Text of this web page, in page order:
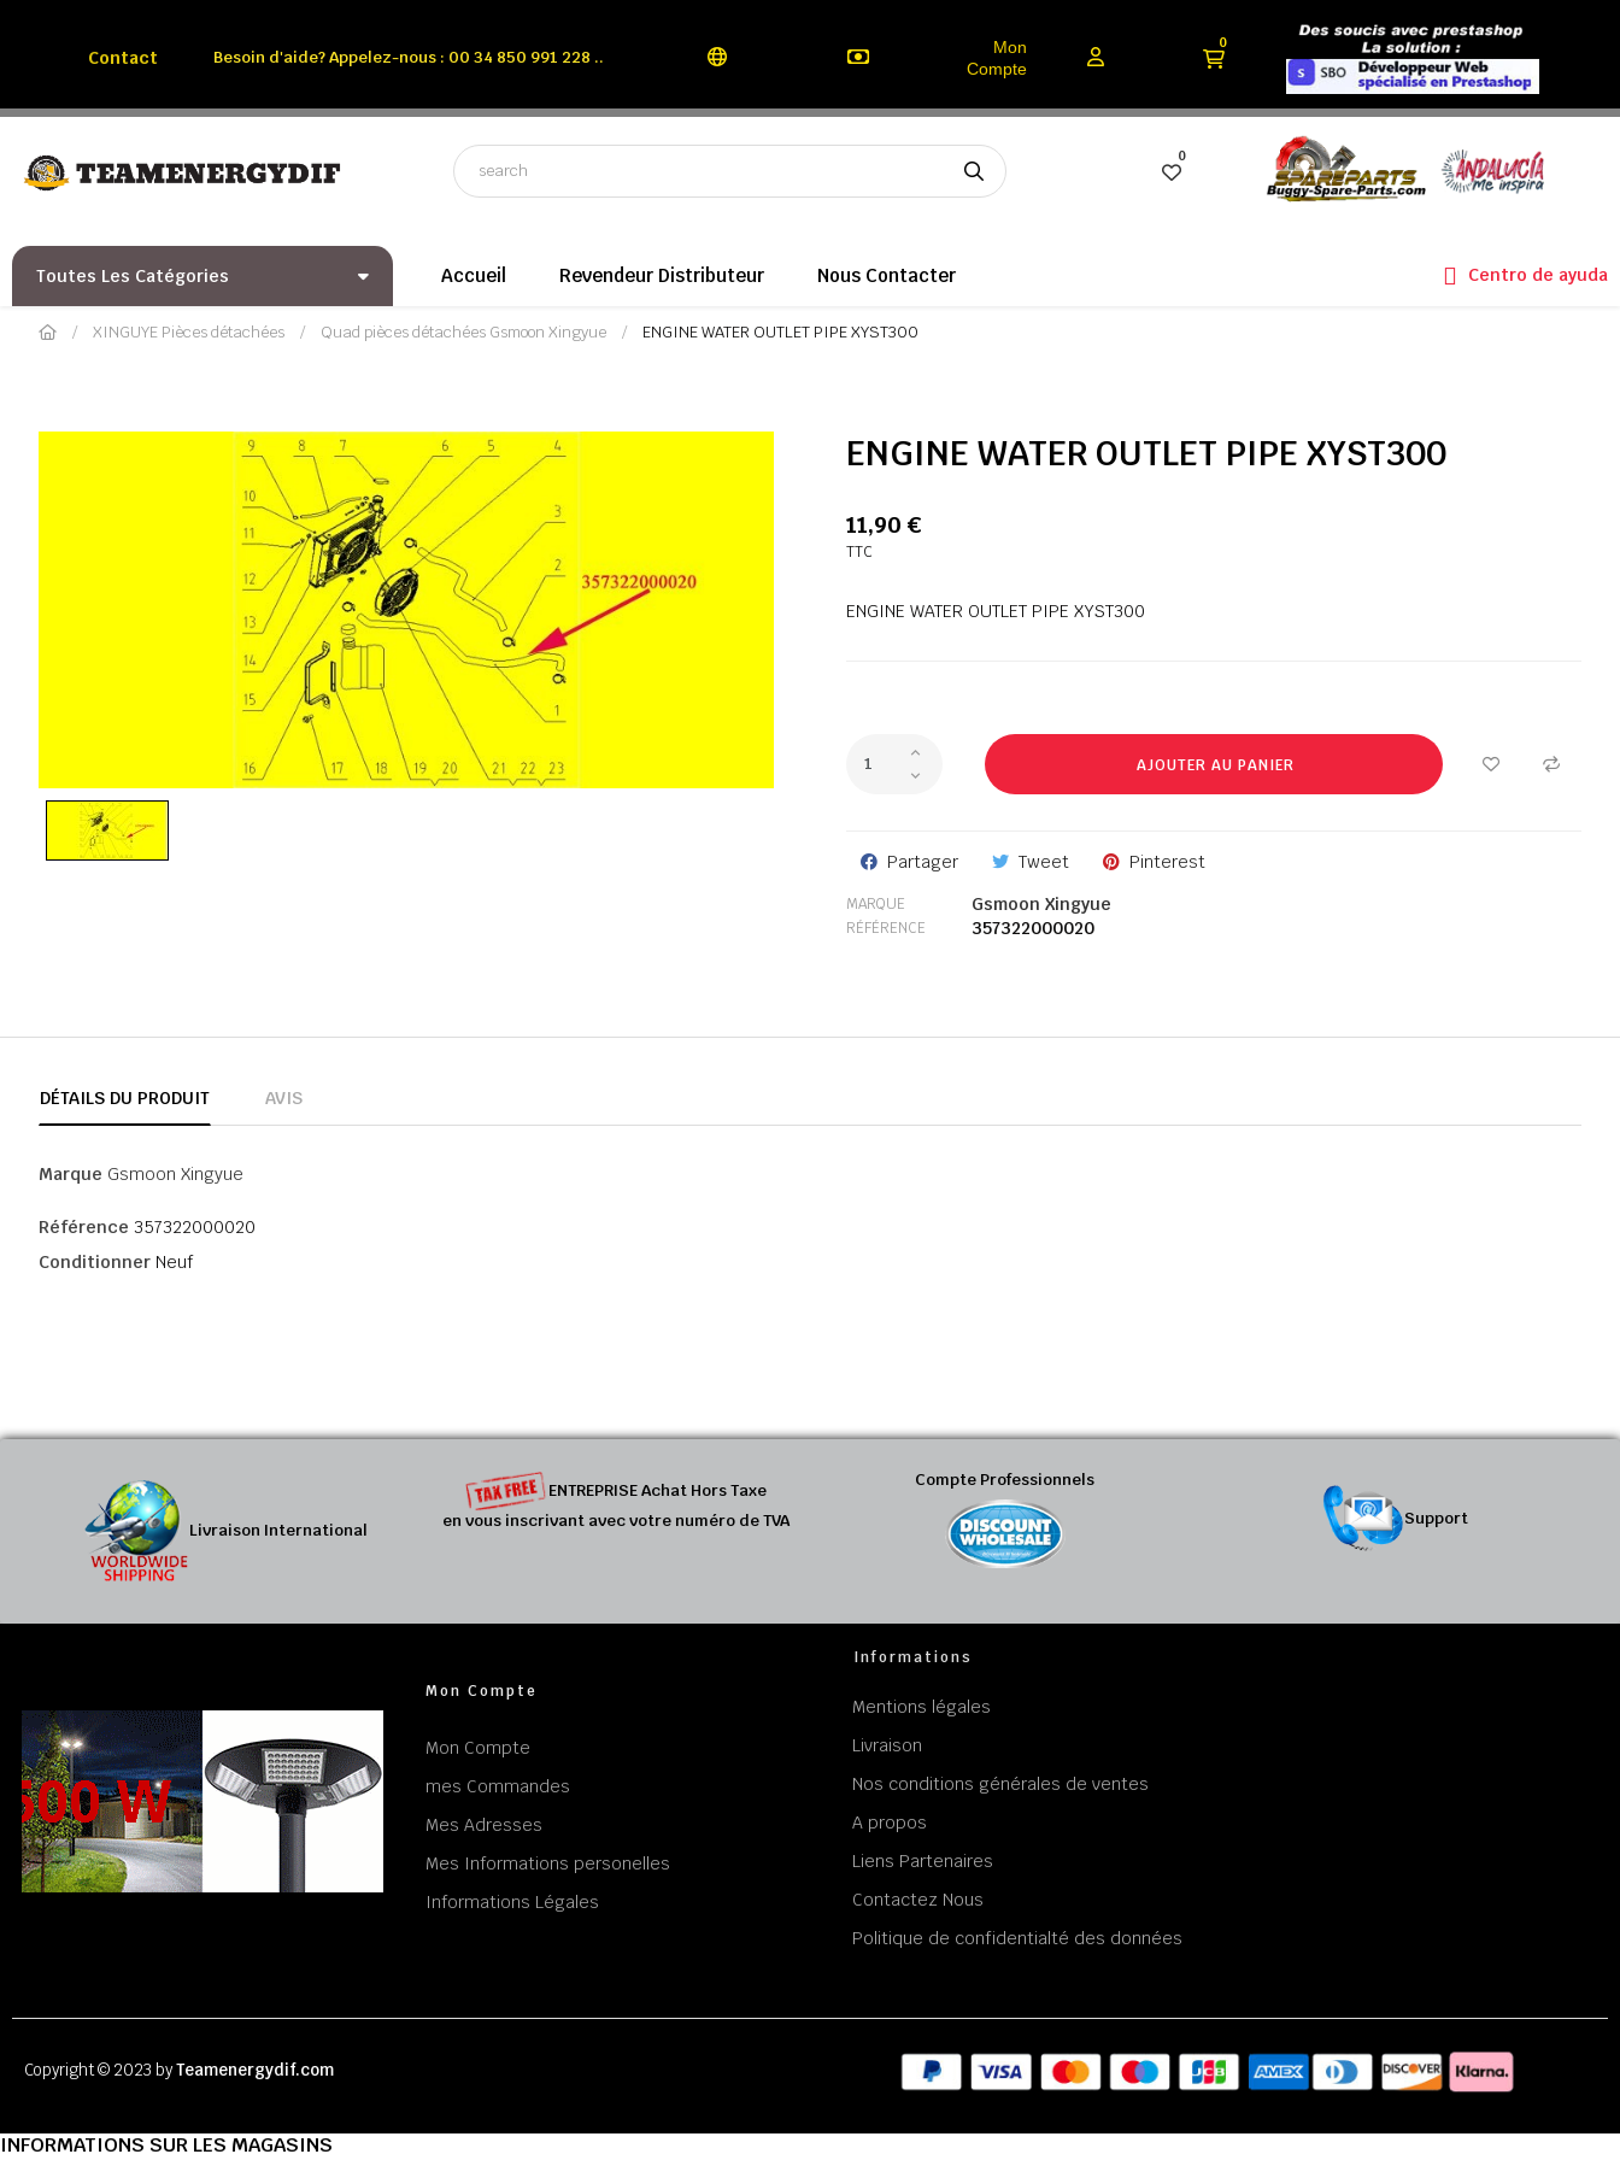
Contact Besoin d'aide? Appelez-nous : 00 34 850 991 228 ..
Mon
Compte
0
0
Toutes Les Catégories Accueil Revendeur Distributeur Nous Contacter Centro de ayuda
XINGUYE Pièces détachées Quad pièces détachées Gsmoon Xingyue ENGINE WATER OUTLET PIPE XYST300
ENGINE WATER OUTLET PIPE XYST300
11,90 €
TTC
ENGINE WATER OUTLET PIPE XYST300
AJOUTER AU PANIER
Partager Tweet Pinterest
MARQUE Gsmoon Xingyue
RÉFÉRENCE 357322000020
DÉTAILS DU PRODUIT AVIS
Marque Gsmoon Xingyue
Référence 357322000020
Conditionner Neuf
Livraison International
ENTREPRISE Achat Hors Taxe
en vous inscrivant avec votre numéro de TVA
Compte Professionnels
Support
Mon Compte
Mon Compte
mes Commandes
Mes Adresses
Mes Informations personelles
Informations Légales
Informations
Mentions légales
Livraison
Nos conditions générales de ventes
A propos
Liens Partenaires
Contactez Nous
Politique de confidentialté des données
Copyright © 2023 byTeamenergydif.com
INFORMATIONS SUR LES MAGASINS